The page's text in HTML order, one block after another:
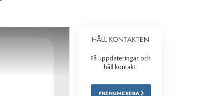
tjänster
Integritet och ärlighetHÅLL KONTAKTEN
Få uppdateringar och
håll kontakt.
PRENUMERERA